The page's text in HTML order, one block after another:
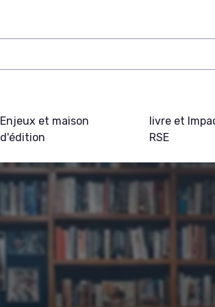
Enjeux et maison
d'édition
livre et
RSE